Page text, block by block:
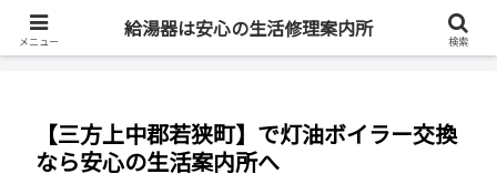
最短即日・全国対応・最大83%OFF
【三方上中郡若狭町】で灯油ボイラー交換
なら安心の生活案内所へ
メニュー
給湯器は安心の生活修理案内所
検索